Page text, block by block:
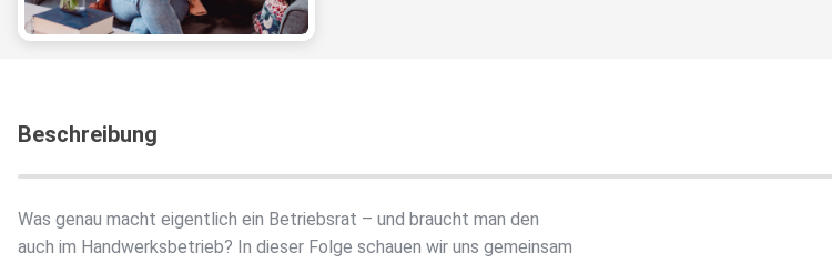
Beschreibung
Was genau macht eigentlich ein Betriebsrat – und braucht man den
auch im Handwerksbetrieb? In dieser Folge schauen wir uns gemeinsam